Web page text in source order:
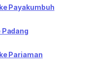
Payakumbuh
Padang
Pariaman